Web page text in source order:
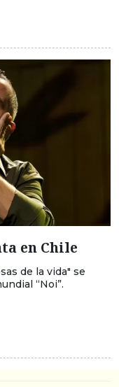
en Chile
de la vida" se
“Noi”.